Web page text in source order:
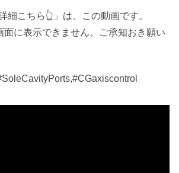
細こちら👆」は、この動画です。
面に表示できません。ご承知おき願い